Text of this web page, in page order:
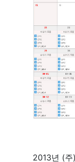
2013년 (주